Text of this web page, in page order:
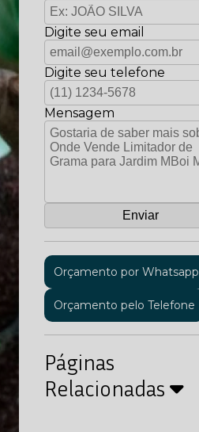
Digite seu email
Digite seu telefone
Mensagem
Orçamento por Whatsapp
Orçamento pelo Telefone
Páginas
Relacionadas